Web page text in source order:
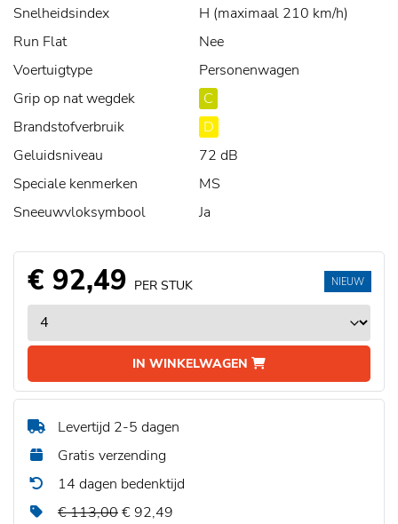
Snelheidsindex
H (maximaal 210 km/h)
Run Flat
Nee
Voertuigtype
Personenwagen
Grip op nat wegdek
C
Brandstofverbruik
D
Geluidsniveau
72 dB
Speciale kenmerken
MS
Sneeuwvloksymbool
Ja
€ 92,49 PER STUK
IN WINKELWAGEN
NIEUW
Levertijd 2-5 dagen
Gratis verzending
14 dagen bedenktijd
€ 113,00€ 92,49